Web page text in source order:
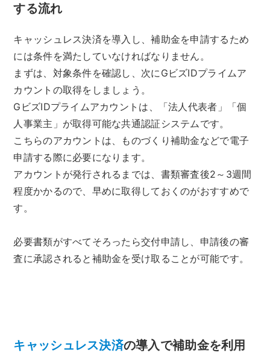
する流れ
キャッシュレス決済を導入し、補助金を申請するため
には条件を満たしていなければなりません。
まずは、対象条件を確認し、次にGビズIDプライムア
カウントの取得をしましょう。
GビズIDプライムアカウントは、「法人代表者」「個
人事業主」が取得可能な共通認証システムです。
こちらのアカウントは、ものづくり補助金などで電子
申請する際に必要になります。
アカウントが発行されるまでは、書類審査後2～3週間
程度かかるので、早めに取得しておくのがおすすめで
す。
必要書類がすべてそろったら交付申請し、申請後の審
査に承認されると補助金を受け取ることが可能です。
キャッシュレス決済の導入で補助金を利用